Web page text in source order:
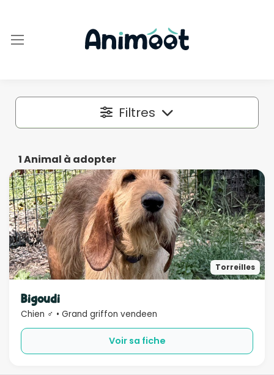
1Animal à adopter
Torreilles
Bigoudi
Chien ♂ • Grand griffon vendeen
Voir sa fiche
Filtres
Localisation
Dans un rayon autour de 50 km
Espèce
Sexe
Compatible